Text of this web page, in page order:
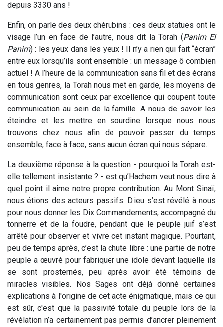
depuis 3330 ans !
Enfin, on parle des deux chérubins : ces deux statues ont le
visage l’un en face de l’autre, nous dit la Torah (Panim El
Panim) : les yeux dans les yeux ! Il n’y a rien qui fait “écran”
entre eux lorsqu’ils sont ensemble : un message ô combien
actuel ! A l’heure de la communication sans fil et des écrans
en tous genres, la Torah nous met en garde, les moyens de
communication sont ceux par excellence qui coupent toute
communication au sein de la famille. A nous de savoir les
éteindre et les mettre en sourdine lorsque nous nous
trouvons chez nous afin de pouvoir passer du temps
ensemble, face à face, sans aucun écran qui nous sépare.
La deuxième réponse à la question - pourquoi la Torah est-
elle tellement insistante ? - est qu’Hachem veut nous dire à
quel point il aime notre propre contribution. Au Mont Sinaï,
nous étions des acteurs passifs. D.ieu s’est révélé à nous
pour nous donner les Dix Commandements, accompagné du
tonnerre et de la foudre, pendant que le peuple juif s’est
arrêté pour observer et vivre cet instant magique. Pourtant,
peu de temps après, c’est la chute libre : une partie de notre
peuple a œuvré pour fabriquer une idole devant laquelle ils
se sont prosternés, peu après avoir été témoins de
miracles visibles. Nos Sages ont déjà donné certaines
explications à l'origine de cet acte énigmatique, mais ce qui
est sûr, c'est que la passivité totale du peuple lors de la
révélation n’a certainement pas permis d’ancrer pleinement